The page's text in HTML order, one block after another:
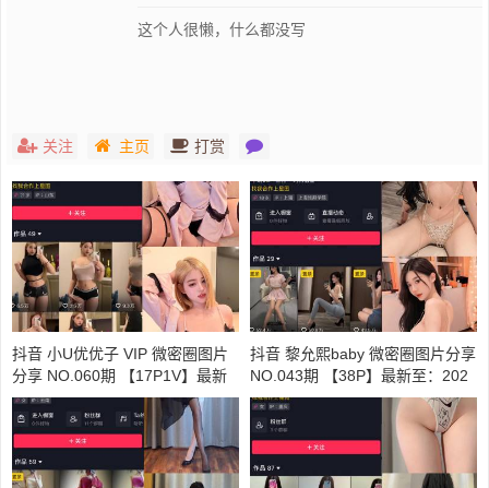
这个人很懒，什么都没写
关注 主页 打赏
抖音 小U优优子 VIP 微密圈图片
分享 NO.060期 【17P1V】最新
至：2024.11.20
抖音 黎允熙baby 微密圈图片分享
NO.043期 【38P】最新至：202
4.8.24